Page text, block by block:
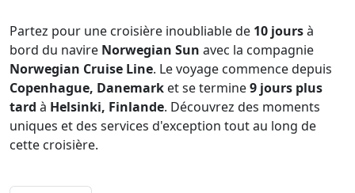
Partez pour une croisière inoubliable de 10 joursà
bord du navire Norwegian Sun avec la compagnie
Norwegian Cruise Line. Le voyage commence depuis
Copenhague, Danemark et se termine9 jours plus
tard à Helsinki, Finlande. Découvrez des moments
uniques et des services d'exception tout au long de
cette croisière.